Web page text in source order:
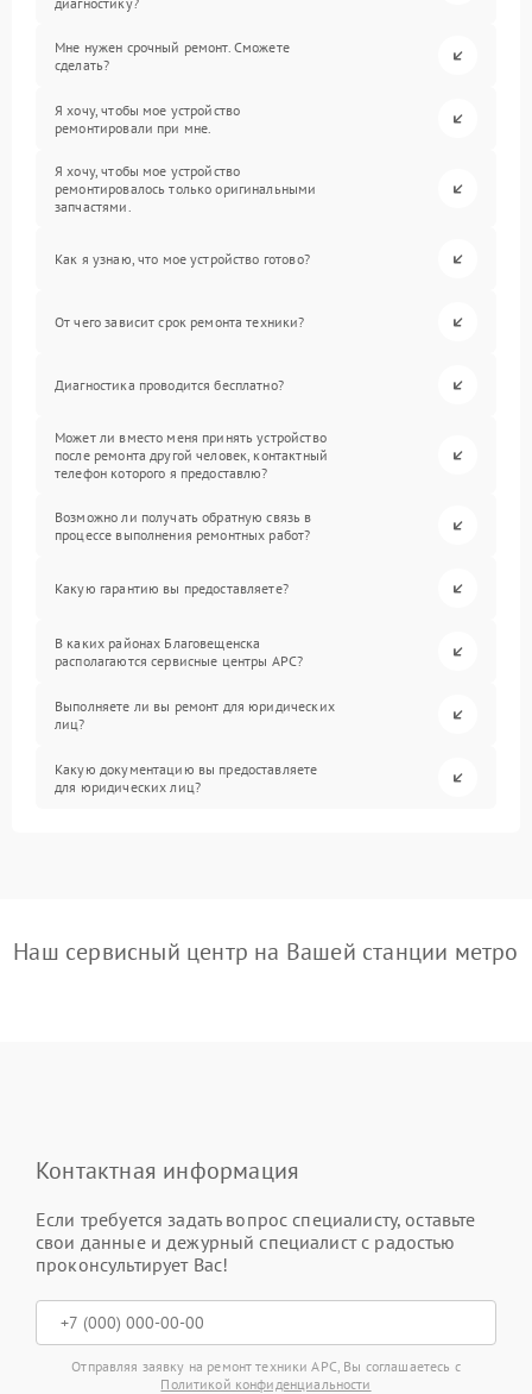
Мне нужен срочный ремонт. Сможете
сделать?
Я хочу, чтобы мое устройство
ремонтировали при мне.
Я хочу, чтобы мое устройство
ремонтировалось только оригинальными
запчастями.
Как я узнаю, что мое устройство готово?
От чего зависит срок ремонта техники?
Диагностика проводится бесплатно?
Может ли вместо меня принять устройство
после ремонта другой человек, контактный
телефон которого я предоставлю?
Возможно ли получать обратную связь в
процессе выполнения ремонтных работ?
Какую гарантию вы предоставляете?
В каких районах Благовещенска
располагаются сервисные центры APC?
Выполняете ли вы ремонт для юридических
лиц?
Какую документацию вы предоставляете
для юридических лиц?
Наш сервисный центр на Вашей станции метро
Контактная информация
Если требуется задать вопрос специалисту, оставьте
свои данные и дежурный специалист с радостью
проконсультирует Вас!
Отправляя заявку на ремонт техники APC, Вы соглашаетесь с
Политикой конфиденциальности